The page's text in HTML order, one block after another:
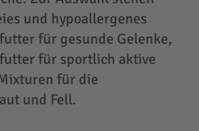
und hypoallergenes
für gesunde Gelenke,
für sportlich aktive
für die
und Fell.